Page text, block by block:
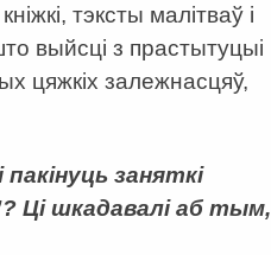
тэксты малітваў і
выйсці з прастытуцыі
цяжкіх залежнасцяў,
заняткі
Ці шкадавалі аб тым,